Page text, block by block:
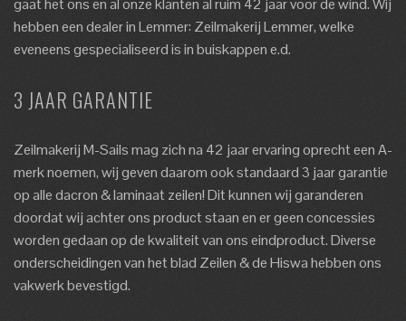
gaat het ons en al onze klanten al ruim 42 jaar voor de wind. Wij
hebben een dealer in Lemmer: Zeilmakerij Lemmer, welke
eveneens gespecialiseerd is in buiskappen e.d.
3 JAAR GARANTIE
Zeilmakerij M-Sails mag zich na 42 jaar ervaring oprecht een A-
merk noemen, wij geven daarom ook standaard 3 jaar garantie
op alle dacron & laminaat zeilen! Dit kunnen wij garanderen
doordat wij achter ons product staan en er geen concessies
worden gedaan op de kwaliteit van ons eindproduct. Diverse
onderscheidingen van het blad Zeilen & de Hiswa hebben ons
vakwerk bevestigd.